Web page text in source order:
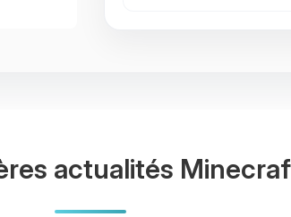
actualités